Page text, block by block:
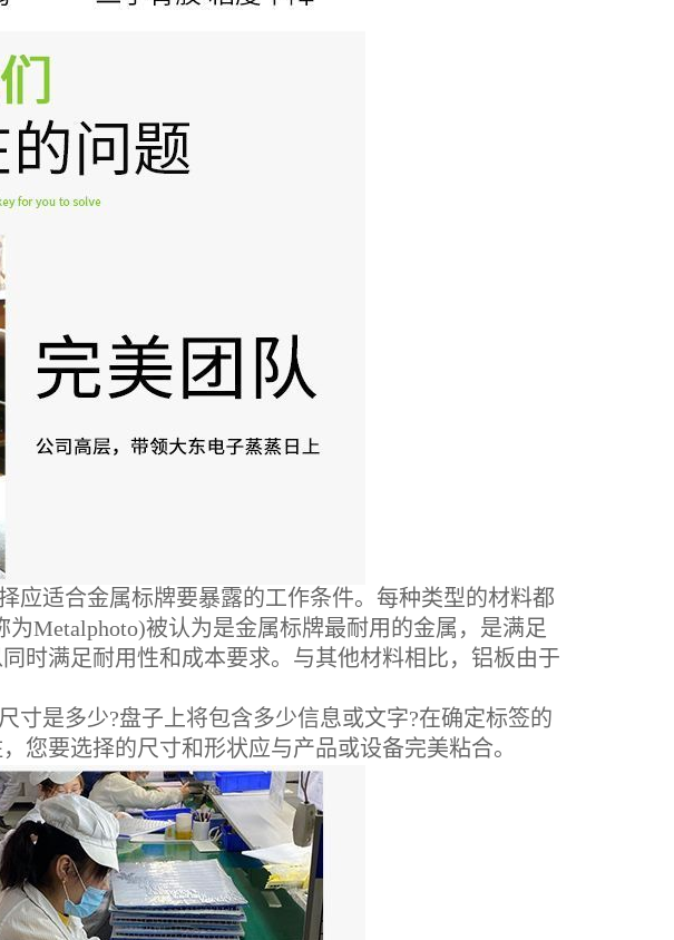
应适合金属标牌要暴露的工作条件。每种类型的材料都
Metalphoto)被认为是金属标牌最耐用的金属，是满足
时满足耐用性和成本要求。与其他材料相比，铝板由于
是多少?盘子上将包含多少信息或文字?在确定标签的
您要选择的尺寸和形状应与产品或设备完美粘合。